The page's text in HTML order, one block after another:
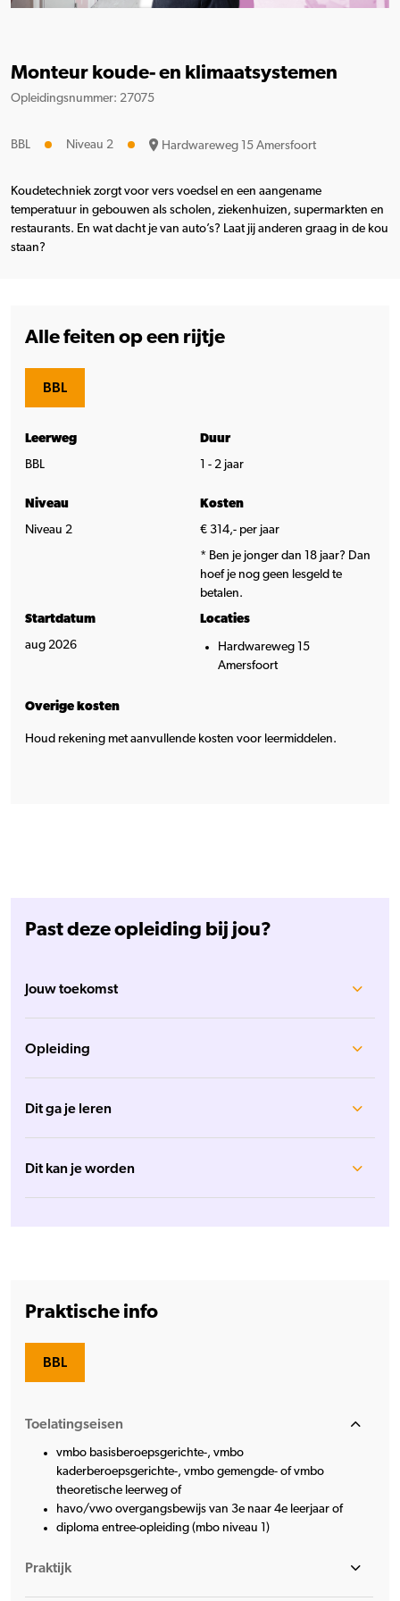
Monteur koude- en klimaatsystemen
Opleidingsnummer: 27075
BBL Niveau 2 Hardwareweg 15 Amersfoort
Koudetechniek zorgt voor vers voedsel en een aangename
temperatuur in gebouwen als scholen, ziekenhuizen, supermarkten en
restaurants. En wat dacht je van auto’s? Laat jij anderen graag in de kou
staan?
Alle feiten op een rijtje
BBL
Leerweg
BBL
Duur
1 - 2 jaar
Niveau
Niveau 2
Kosten
€ 314,- per jaar
* Ben je jonger dan 18 jaar? Dan
hoef je nog geen lesgeld te
betalen.
Startdatum
aug 2026
Locaties
Hardwareweg 15
Amersfoort
Overige kosten
Houd rekening met aanvullende kosten voor leermiddelen.
Past deze opleiding bij jou?
Jouw toekomst
Opleiding
Dit ga je leren
Dit kan je worden
Praktische info
BBL
Toelatingseisen
vmbo basisberoepsgerichte-, vmbo
kaderberoepsgerichte-, vmbo gemengde- of vmbo
theoretische leerweg of
havo/vwo overgangsbewijs van 3e naar 4e leerjaar of
diploma entree-opleiding (mbo niveau 1)
Praktijk